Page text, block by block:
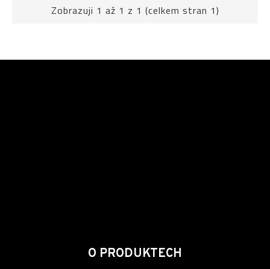
Zobrazuji 1 až 1 z 1 (celkem stran 1)
O PRODUKTECH